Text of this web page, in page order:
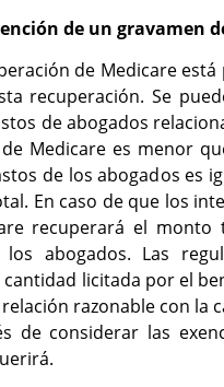
de un gravamen
de Medicare
recuperación. Se
de abogados
Medicare es menor
de los abogados es
En caso de que los
recuperará el
abogados. Las
cantidad licitada por el
razonable con
de considerar las